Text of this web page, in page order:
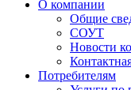
О компании
Общие
СОУТ
Новости
Потребителям